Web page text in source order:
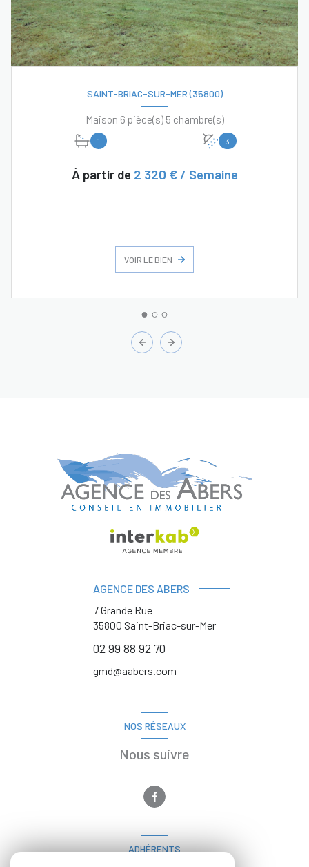
SAINT-BRIAC-SUR-MER (35800)
Maison 6 pièce(s) 5 chambre(s)
1 3
À partir de 2 320 € / Semaine
VOIR LE BIEN
AGENCE DES ABERS
7 Grande Rue
35800 Saint-Briac-sur-Mer
02 99 88 92 70
gmd@aabers.com
NOS RÉSEAUX
Nous suivre
ADHÉRENTS